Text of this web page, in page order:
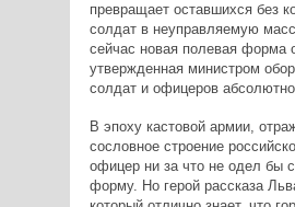
превращает оставшихся без
солдат в неуправляемую
сейчас новая полевая форма
утвержденная министром
солдат и офицеров
В эпоху кастовой армии,
сословное строение
офицер ни за что не одел бы
форму. Но герой рассказа